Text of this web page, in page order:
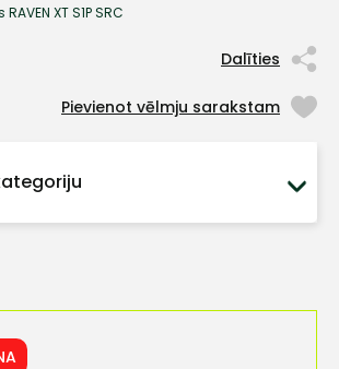
XT S1P SRC
Dalīties
Pievienot vēlmju sarakstam